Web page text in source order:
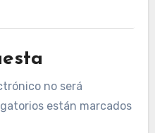
no será
están marcados